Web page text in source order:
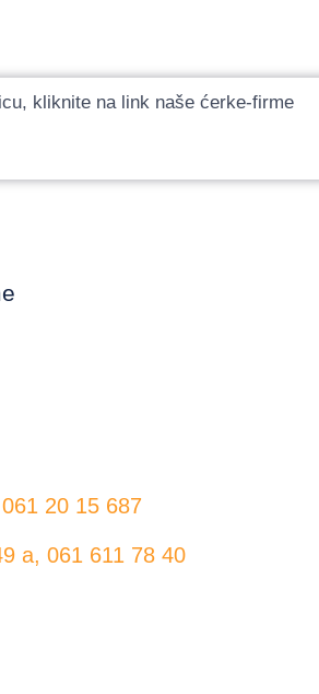
kliknite na link naše ćerke-firme
20 15 687
a, 061 611 78 40